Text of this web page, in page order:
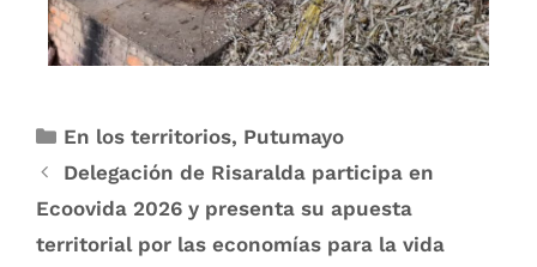
En los territorios, Putumayo
Delegación de Risaralda participa en
Ecoovida 2026 y presenta su apuesta
territorial por las economías para la vida